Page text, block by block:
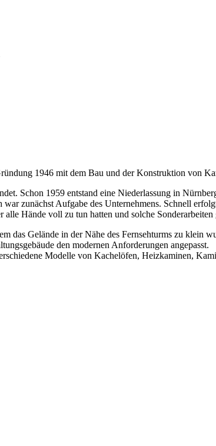
1946 mit dem Bau und der Konstruktion von
Schon 1959 entstand eine Niederlassung in
zunächst Aufgabe des Unternehmens. Schnell
Hände voll zu tun hatten und solche
das Gelände in der Nähe des Fernsehturms zu klein
den modernen Anforderungen angepasst.
Modelle von Kachelöfen, Heizkaminen,